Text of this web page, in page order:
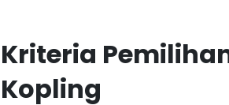
Kriteria
Kopling